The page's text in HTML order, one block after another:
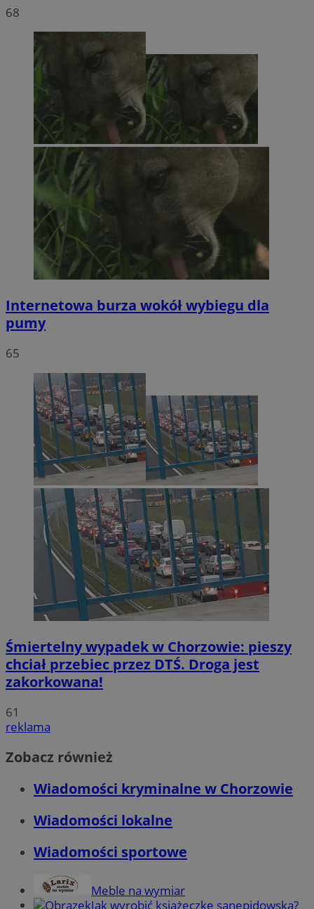
68
Internetowa burza wokół wybiegu dla
pumy
65
Śmiertelny wypadek w Chorzowie: pieszy
chciał przebiec przez DTŚ. Droga jest
zakorkowana!
61
reklama
Zobacz również
Wiadomości kryminalne w Chorzowie
Wiadomości lokalne
Wiadomości sportowe
Meble na wymiar
Jak wyrobić książeczkę sanepidowską?